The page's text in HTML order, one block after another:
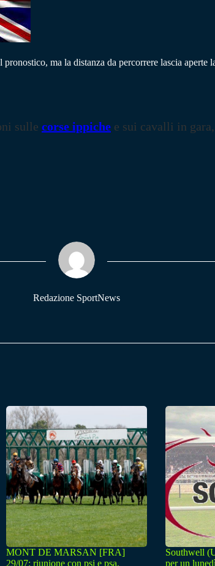
pronostico, ma la distanza da percorrere lascia
sulle corse ippiche e sui cavalli in
Redazione SportNews
MONT DE MARSAN [FRA]
29/07: riunione con psi e psa.
Southwell
per un